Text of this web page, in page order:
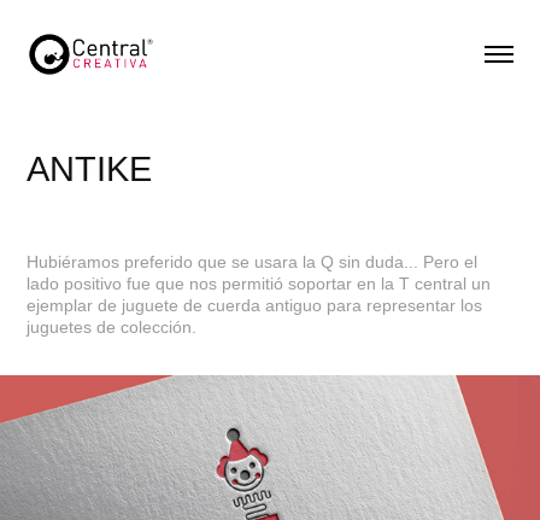
ANTIKE
Hubiéramos preferido que se usara la Q sin duda... Pero el
lado positivo fue que nos permitió soportar en la T central un
ejemplar de juguete de cuerda antiguo para representar los
juguetes de colección.